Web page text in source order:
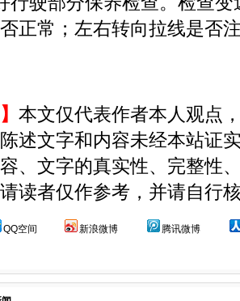
正常；左右转向拉线是否
本文仅代表作者本人观点
述文字和内容未经本站证
、文字的真实性、完整性
读者仅作参考，并请自行
QQ空间 新浪微博 腾讯微博